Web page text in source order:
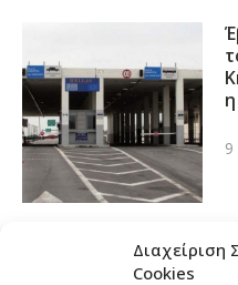
Διαχείριση
Cookies